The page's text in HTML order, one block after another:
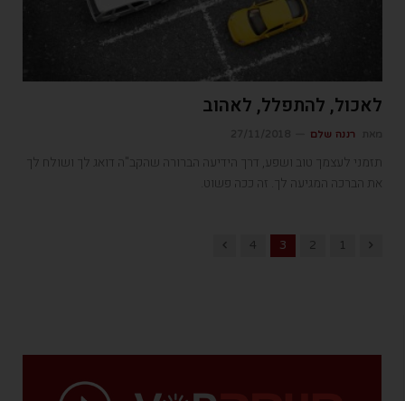
לאכול, להתפלל, לאהוב
רננה שלם
תזמני לעצמך טוב ושפע, דרך הידיעה הברורה שהקב"ה דואג לך ושולח לך
את הברכה המגיעה לך. זה ככה פשוט.
Previous
1
2
3
4
Next